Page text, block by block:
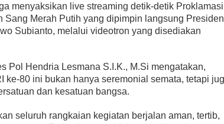
menyaksikan live streaming detik-detik Proklamasi
Sang Merah Putih yang dipimpin langsung Presiden
Subianto, melalui videotron yang disediakan
Pol Hendria Lesmana S.I.K., M.Si mengatakan,
ke-80 ini bukan hanya seremonial semata, tetapi
dan kesatuan bangsa.
seluruh rangkaian kegiatan berjalan aman, tertib,